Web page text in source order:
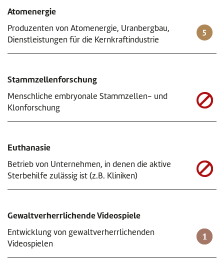
Atomenergie
Produzenten von Atomenergie, Uranbergbau,
Dienstleistungen für die Kernkraftindustrie
Stammzellenforschung
Menschliche embryonale Stammzellen- und
Klonforschung
Euthanasie
Betrieb von Unternehmen, in denen die aktive
Sterbehilfe zulässig ist (z.B. Kliniken)
Gewaltverherrlichende Videospiele
Entwicklung von gewaltverherrlichenden
Videospielen